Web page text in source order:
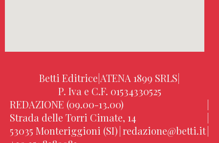
Betti Editrice ATENA 1899 SRLS
P. Iva e C.F. 01534330525
REDAZIONE (09.00-13.00)
Strada delle Torri Cimate, 14
53035 Monteriggioni (SI) redazione@betti.it